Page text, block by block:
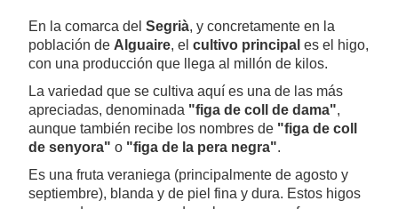
En la comarca del Segrià, y concretamente en la
población de Alguaire, el cultivo principal es el higo,
con una producción que llega al millón de kilos.
La variedad que se cultiva aquí es una de las más
apreciadas, denominada "figa de coll de dama",
aunque también recibe los nombres de "figa de coll
de senyora" o "figa de la pera negra".
Es una fruta veraniega (principalmente de agosto y
septiembre), blanda y de piel fina y dura. Estos higos